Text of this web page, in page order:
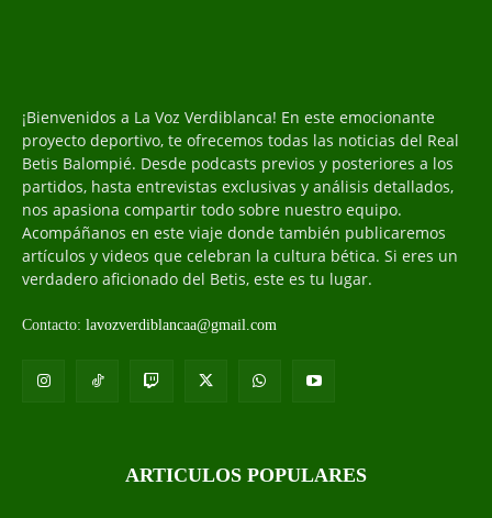
¡Bienvenidos a La Voz Verdiblanca! En este emocionante
proyecto deportivo, te ofrecemos todas las noticias del Real
Betis Balompié. Desde podcasts previos y posteriores a los
partidos, hasta entrevistas exclusivas y análisis detallados,
nos apasiona compartir todo sobre nuestro equipo.
Acompáñanos en este viaje donde también publicaremos
artículos y videos que celebran la cultura bética. Si eres un
verdadero aficionado del Betis, este es tu lugar.
Contacto: lavozverdiblancaa@gmail.com
ARTICULOS POPULARES